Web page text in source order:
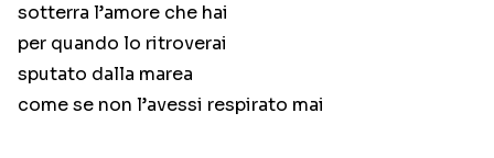
sotterra l’amore che hai
per quando lo ritroverai
sputato dalla marea
come se non l’avessi respirato mai